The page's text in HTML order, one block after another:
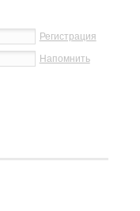
Регистрация
Напомнить